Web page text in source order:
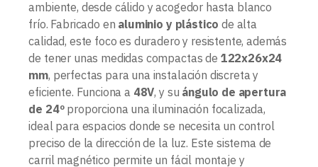
ambiente, desde cálido y acogedor hasta blanco
frío. Fabricado en aluminio y plástico de alta
calidad, este foco es duradero y resistente, además
de tener unas medidas compactas de 122x26x24
mm, perfectas para una instalación discreta y
eficiente. Funciona a 48V, y su ángulo de apertura
de 24ºproporciona una iluminación focalizada,
ideal para espacios donde se necesita un control
preciso de la dirección de la luz. Este sistema de
carril magnético permite un fácil montaje y